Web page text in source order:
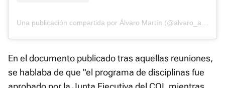
Una publicación compartida por Álvaro Martín (@alvaro_atletismo)
En el documento publicado tras aquellas reuniones,
se hablaba de que "el programa de disciplinas fue